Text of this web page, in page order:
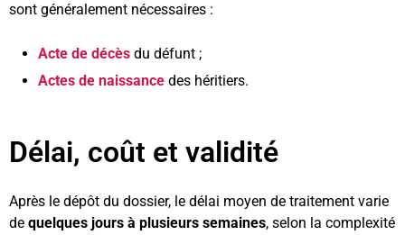
sont généralement nécessaires :
Acte de décès du défunt ;
Actes de naissance des héritiers.
Délai, coût et validité
Après le dépôt du dossier, le délai moyen de traitement varie
de quelques jours à plusieurs semaines, selon la complexité